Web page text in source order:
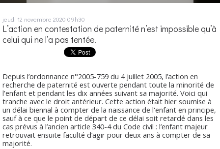
jeudi 12 novembre 2020 09h30
L’action en contestation de paternité n’est impossible qu’à
celui qui ne l’a pas tentée.
Depuis l’ordonnance n°2005-759 du 4 juillet 2005, l’action en
recherche de paternité est ouverte pendant toute la minorité de
l'enfant et pendant les dix années suivant sa majorité. Voici qui
tranche avec le droit antérieur. Cette action était hier soumise à
un délai biennal à compter de la naissance de l'enfant en principe,
sauf à ce que le point de départ de ce délai soit retardé dans les
cas prévus à l’ancien article 340-4 du Code civil : l’enfant majeur
retrouvait ensuite faculté d’agir pour deux ans à compter de sa
majorité.